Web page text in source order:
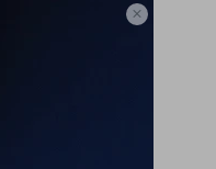
